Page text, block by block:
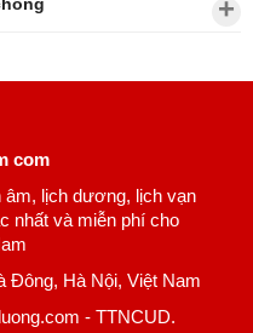
com
âm, lịch dương, lịch vạn
nhất và miễn phí cho
Đông, Hà Nội, Việt Nam
- TTNCUD.